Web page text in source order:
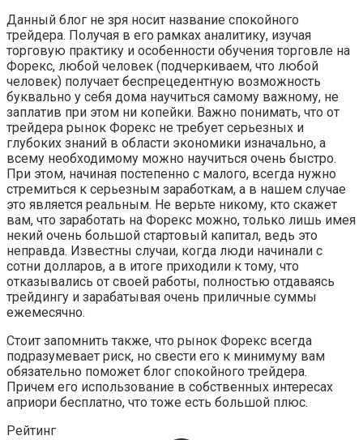
Данный блог не зря носит название спокойного
трейдера. Получая в его рамках аналитику, изучая
торговую практику и особенности обучения торговле на
Форекс, любой человек (подчеркиваем, что любой
человек) получает беспрецедентную возможность
буквально у себя дома научиться самому важному, не
заплатив при этом ни копейки. Важно понимать, что от
трейдера рынок Форекс не требует серьезных и
глубоких знаний в области экономики изначально, а
всему необходимому можно научиться очень быстро.
При этом, начиная постепенно с малого, всегда нужно
стремиться к серьезным заработкам, а в нашем случае
это является реальным. Не верьте никому, кто скажет
вам, что заработать на Форекс можно, только лишь имея
некий очень большой стартовый капитал, ведь это
неправда. Известны случаи, когда люди начинали с
сотни долларов, а в итоге приходили к тому, что
отказывались от своей работы, полностью отдаваясь
трейдингу и зарабатывая очень приличные суммы
ежемесячно.
Стоит запомнить также, что рынок Форекс всегда
подразумевает риск, но свести его к минимуму вам
обязательно поможет блог спокойного трейдера.
Причем его использование в собственных интересах
априори бесплатно, что тоже есть большой плюс.
Рейтинг